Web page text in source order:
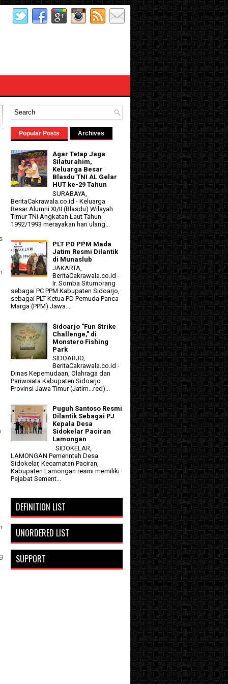
Popular Posts Archives
Agar Tetap Jaga
Silaturahim,
Keluarga Besar
Blasdu TNI AL Gelar
HUT ke-29 Tahun
SURABAYA,
BeritaCakrawala.co.id - Keluarga
Besar Alumni XI/II (Blasdu) Wilayah
Timur TNI Angkatan Laut Tahun
1992/1993 merayakan hari ulang...
PLT PD PPM Mada
Jatim Resmi Dilantik
di Munaslub
JAKARTA,
BeritaCakrawala.co.id -
Ir. Somba Situmorang
sebagai PC PPM Kabupaten Sidoarjo,
sebagai PLT Ketua PD Pemuda Panca
Marga (PPM) Jawa...
Sidoarjo "Fun Strike
Challenge," di
Monstero Fishing
Park
SIDOARJO,
BeritaCakrawala.co.id -
Dinas Kepemudaan, Olahraga dan
Pariwisata Kabupaten Sidoarjo
Provinsi Jawa Timur (Jatim...red)...
Puguh Santoso Resmi
Dilantik Sebagai PJ
Kepala Desa
Sidokelar Paciran
Lamongan
SIDOKELAR,
LAMONGAN Pemerintah Desa
Sidokelar, Kecamatan Paciran,
Kabupaten Lamongan resmi memiliki
Pejabat Sement...
DEFINITION LIST
UNORDERED LIST
SUPPORT